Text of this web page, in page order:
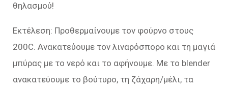
θηλασμού!
Εκτέλεση: Προθερμαίνουμε τον φούρνο στους
200C. Ανακατεύουμε τον λιναρόσπορο και τη μαγιά
μπύρας με το νερό και το αφήνουμε. Με το blender
ανακατεύουμε το βούτυρο, τη ζάχαρη/μέλι, τα